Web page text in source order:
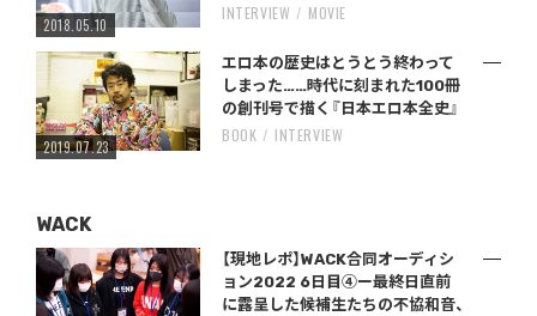
2018.05.10
INTERVIEW MOVIE
2019.07.23
エロ本の歴史はとうとう終わって
しまった……時代に刻まれた100冊
の創刊号で描く『日本エロ本全史』
BOOK INTERVIEW
WACK
【現地レポ】WACK合同オーディシ
ョン2022 6日目④ー最終日直前
に露呈した候補生たちの不協和音、